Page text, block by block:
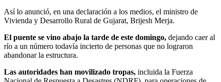
Así lo anunció, en una declaración a los medios, el ministro de
Vivienda y Desarrollo Rural de Gujarat, Brijesh Merja.
El puente se vino abajo la tarde de este domingo, dejando caer al
río a un número todavía incierto de personas que no lograron
abandonar la estructura.
Las autoridades han movilizado tropas, incluida la Fuerza